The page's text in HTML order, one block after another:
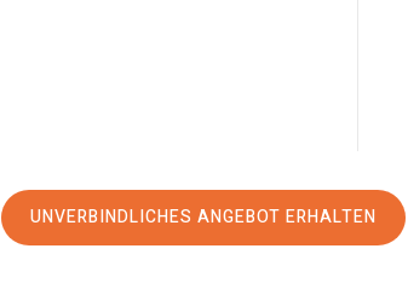
UNVERBINDLICHES ANGEBOT ERHALTEN